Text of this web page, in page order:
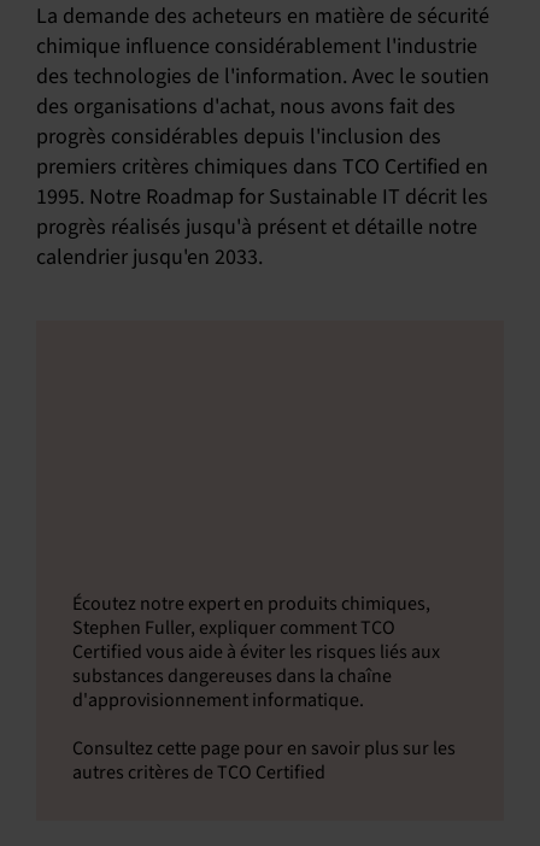
La demande des acheteurs en matière de sécurité
chimique influence considérablement l'industrie
des technologies de l'information. Avec le soutien
des organisations d'achat, nous avons fait des
progrès considérables depuis l'inclusion des
premiers critères chimiques dans TCO Certified en
1995. Notre Roadmap for Sustainable IT décrit les
progrès réalisés jusqu'à présent et détaille notre
calendrier jusqu'en 2033.
Écoutez notre expert en produits chimiques,
Stephen Fuller, expliquer comment TCO
Certified vous aide à éviter les risques liés aux
substances dangereuses dans la chaîne
d'approvisionnement informatique.
Consultez cette page pour en savoir plus sur les
autres critères de TCO Certified